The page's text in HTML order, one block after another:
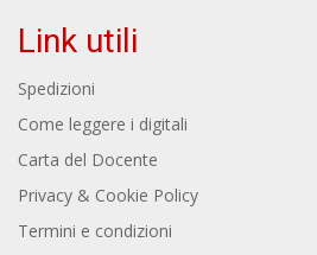
Link utili
Spedizioni
Come leggere i digitali
Carta del Docente
Privacy & Cookie Policy
Termini e condizioni